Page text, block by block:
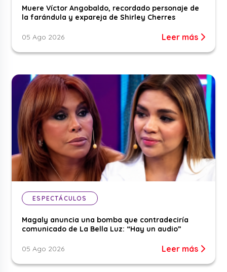
Muere Víctor Angobaldo, recordado personaje de
la farándula y expareja de Shirley Cherres
05 Ago 2026 Leer más
ESPECTÁCULOS
Magaly anuncia una bomba que contradeciría
comunicado de La Bella Luz: “Hay un audio”
05 Ago 2026 Leer más